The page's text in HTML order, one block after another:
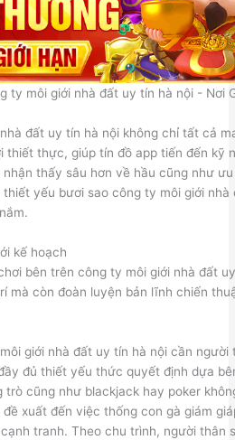
đất uy tín hà nội không chỉ tất cả
thiết thực, giúp tín đồ app tiến đến kỹ
thấy sâu hơn về hầu cũng như
thiết yếu bươi sao công ty môi giới nhà
kế hoạch
bên trên công ty môi giới nhà đất
mà còn đoàn luyện bản lĩnh chiến
giới nhà đất uy tín hà nội cần người
đủ thiết yếu thức quyết định dựa
trò cũng như blackjack hay poker
xuất đến việc thống con gà giám
tranh. Theo chu trình, người thân